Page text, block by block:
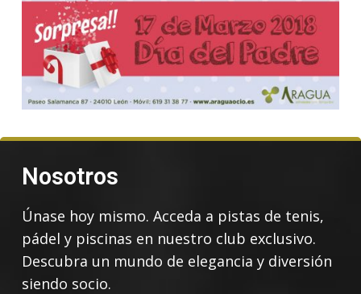
Nosotros
Únase hoy mismo. Acceda a pistas de tenis,
pádel y piscinas en nuestro club exclusivo.
Descubra un mundo de elegancia y diversión
siendo socio.